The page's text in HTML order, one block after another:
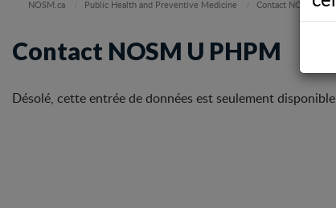
NOSM.ca Public Health and Preventive Medicine Contact NOSM U
Contact NOSM U PHPM
Désolé, cette entrée de données est seulement